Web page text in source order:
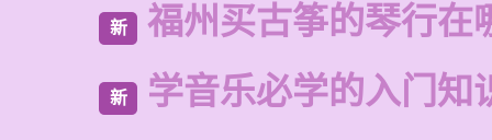
新 福州买古筝的琴行在
新 学音乐必学的入门知